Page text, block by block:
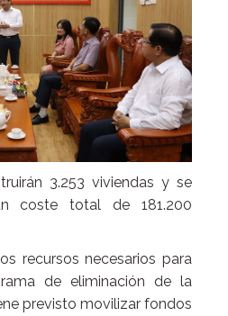
3.253 viviendas y se
coste total de 181.200
recursos necesarios para
de eliminación de la
previsto movilizar fondos